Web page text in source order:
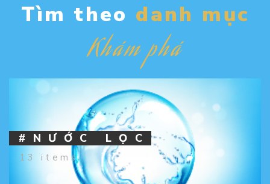
Tìm theo danh mục
Khám phá
#NƯỚC LỌC
13 items